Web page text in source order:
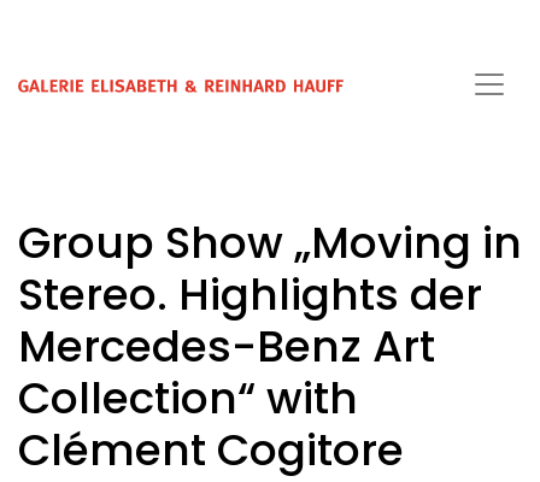
Group Show „Moving in
Stereo. Highlights der
Mercedes-Benz Art
Collection“ with
Clément Cogitore